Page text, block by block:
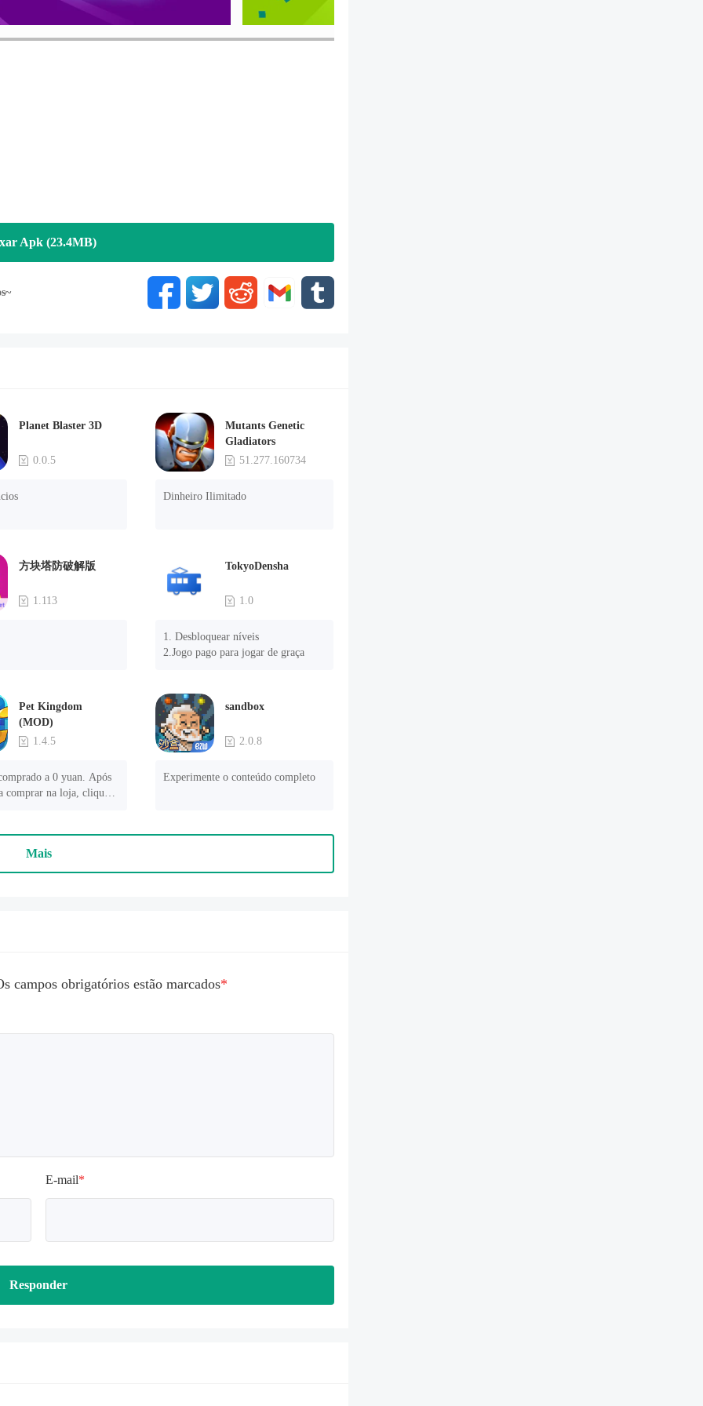
Apk (23.4MB)
Planet Blaster 3D
0.0.5
Mutants Genetic
Gladiators
51.277.160734
Dinheiro Ilimitado
方块塔防破解版
1.113
TokyoDensha
1.0
1. Desbloquear níveis
2.Jogo pago para jogar de graça
Pet Kingdom
(MOD)
1.4.5
a 0 yuan. Após
comprar na loja, clique
sandbox
2.0.8
Experimente o conteúdo completo
Mais
campos obrigatórios estão marcados*
E-mail*
Responder